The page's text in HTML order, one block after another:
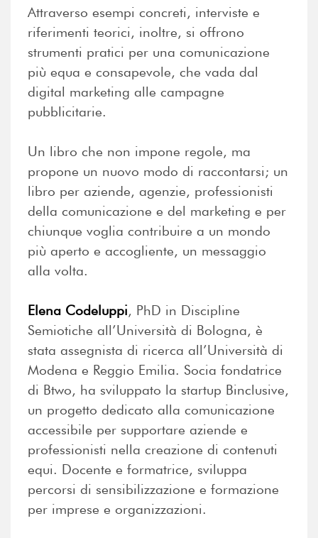
Attraverso esempi concreti, interviste e
riferimenti teorici, inoltre, si offrono
strumenti pratici per una comunicazione
più equa e consapevole, che vada dal
digital marketing alle campagne
pubblicitarie.
Un libro che non impone regole, ma
propone un nuovo modo di raccontarsi; un
libro per aziende, agenzie, professionisti
della comunicazione e del marketing e per
chiunque voglia contribuire a un mondo
più aperto e accogliente, un messaggio
alla volta.
Elena Codeluppi, PhD in Discipline
Semiotiche all’Università di Bologna, è
stata assegnista di ricerca all’Università di
Modena e Reggio Emilia. Socia fondatrice
di Btwo, ha sviluppato la startup Binclusive,
un progetto dedicato alla comunicazione
accessibile per supportare aziende e
professionisti nella creazione di contenuti
equi. Docente e formatrice, sviluppa
percorsi di sensibilizzazione e formazione
per imprese e organizzazioni.